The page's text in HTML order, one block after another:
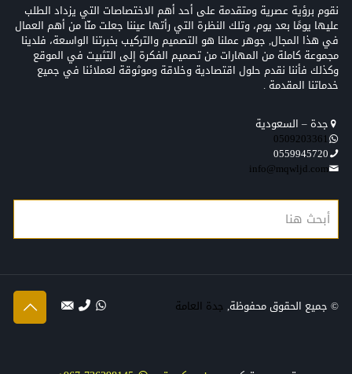
نقوم برؤية عصرية ومتقدمة على أحد أهم الاختصاصات التي يزداد الطلب
عليها يومًا بعد يوم، وتلك النظرة التي رأتها عيننا جعلت منّا من أهم العمال
في هذا المجال, جوهر عملنا هو التصميم والتركيب بخبرتنا الواسعة، فلدينا
مجموعة كاملة من المهارات من تصميم الفكرة إلى التثبيت في الموقع
وكذلك فأننا نقدم حلول اقتصادية وخلاقة وموثوقة لعملائنا في جميع
خدماتنا المقدمة .
جدة – السعودية
0509203361‬‏‬‏
0559945720
info@mqwljd.com
© جميع الحقوق محفوظة, جدة العامة